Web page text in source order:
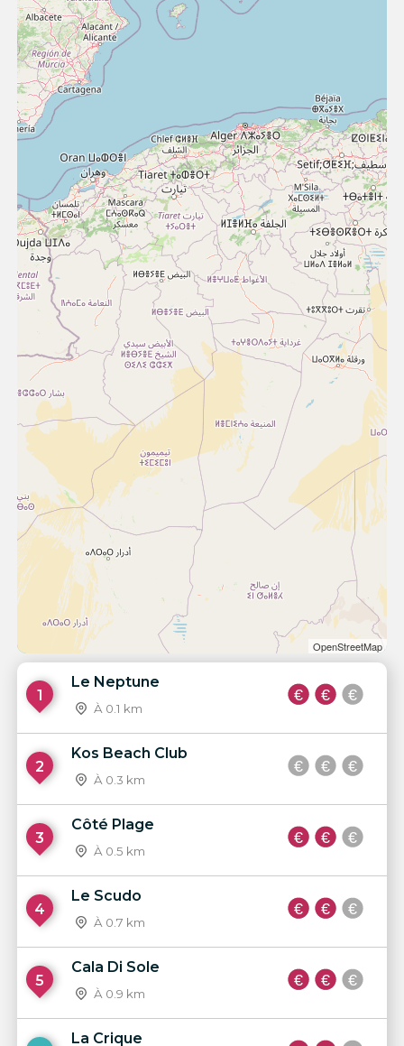
OpenStreetMap
1
Le Neptune
À 0.1 km
2
Kos Beach Club
À 0.3 km
3
Côté Plage
À 0.5 km
4
Le Scudo
À 0.7 km
5
Cala Di Sole
À 0.9 km
La Crique